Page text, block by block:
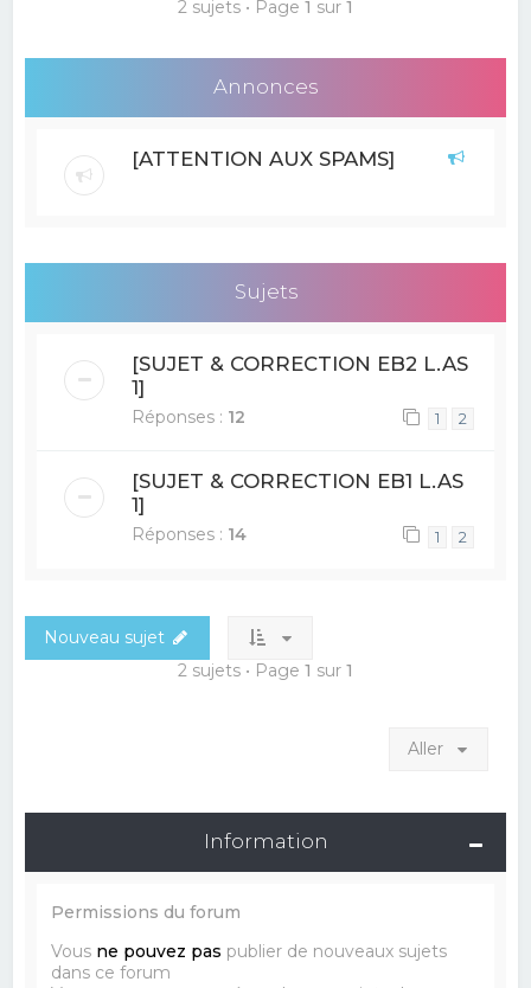
r
2 sujets • Page 1 sur 1
Annonces
[ATTENTION AUX SPAMS]
Sujets
[SUJET & CORRECTION EB2 L.AS
1]
Réponses : 12 1 2
[SUJET & CORRECTION EB1 L.AS
1]
Réponses : 14 1 2
Nouveau sujet
2 sujets • Page 1 sur 1
Aller
Information
Permissions du forum
Vous ne pouvez pas publier de nouveaux sujets
dans ce forum